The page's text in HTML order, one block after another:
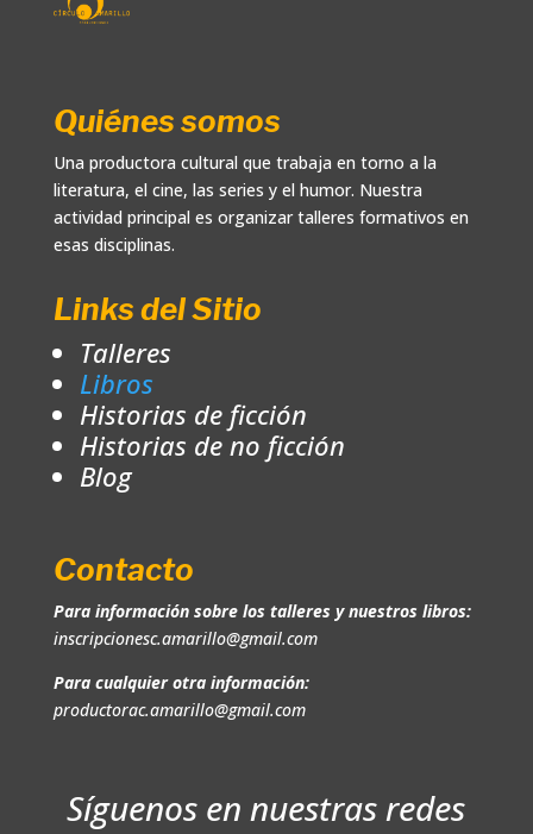
Quiénes somos
Una productora cultural que trabaja en torno a la
literatura, el cine, las series y el humor. Nuestra
actividad principal es organizar talleres formativos en
esas disciplinas.
Links del Sitio
Talleres
Libros
Historias de ficción
Historias de no ficción
Blog
Contacto
Para información sobre los talleres y nuestros libros:
inscripcionesc.amarillo@gmail.com
Para cualquier otra información:
productorac.amarillo@gmail.com
Síguenos en nuestras redes